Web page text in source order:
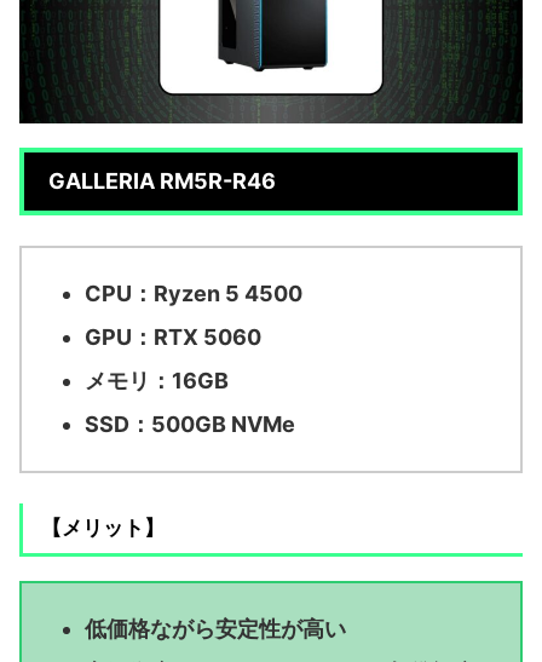
GALLERIA RM5R-R46
CPU：Ryzen 5 4500
GPU：RTX 5060
メモリ：16GB
SSD：500GB NVMe
【メリット】
低価格ながら安定性が高い